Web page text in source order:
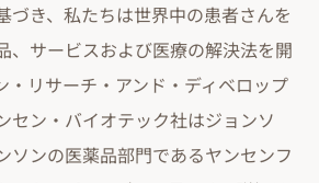
づき、私たちは世界中の患者さんを
、サービスおよび医療の解決法を開
・リサーチ・アンド・ディベロップ
セン・バイオテック社はジョンソ
ソンの医薬品部門であるヤンセンフ